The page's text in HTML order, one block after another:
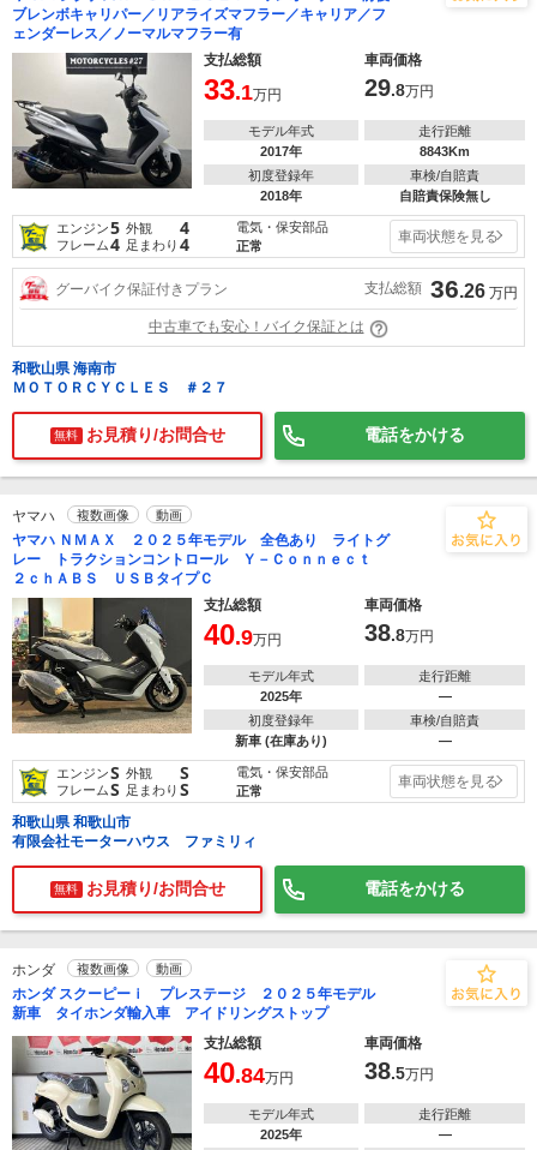
ブレンボキャリパー／リアライズマフラー／キャリア／フ
ェンダーレス／ノーマルマフラー有
支払総額
車両価格
33.1万円 29.8万円
モデル年式
2017年
走行距離
8843Km
初度登録年
2018年
車検/自賠責
自賠責保険無し
エンジン5 外観 4
フレーム4 足まわり 4
電気・保安部品
正常
車両状態を見る
グーバイク保証付きプラン 支払総額 36.26 万円
中古車でも安心！バイク保証とは
和歌山県 海南市
ＭＯＴＯＲＣＹＣＬＥＳ ＃２７
無料 お見積り/お問合せ 電話をかける
ヤマハ 複数画像 動画
ヤマハ ＮＭＡＸ ２０２５年モデル 全色あり ライトグ
レー トラクションコントロール Ｙ－Ｃｏｎｎｅｃｔ
２ｃｈＡＢＳ ＵＳＢタイプＣ
支払総額
車両価格
40.9万円 38.8万円
モデル年式
2025年
走行距離
―
初度登録年
新車 (在庫あり)
車検/自賠責
―
エンジンS 外観 S
フレームS 足まわり S
電気・保安部品
正常
車両状態を見る
和歌山県 和歌山市
有限会社モーターハウス ファミリィ
無料 お見積り/お問合せ 電話をかける
ホンダ 複数画像 動画
ホンダ スクーピーｉ プレステージ ２０２５年モデル
新車 タイホンダ輸入車 アイドリングストップ
支払総額
車両価格
40.84万円 38.5万円
モデル年式
2025年
走行距離
―